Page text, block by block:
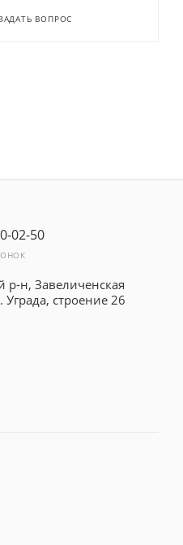
ВОПРОС
02-50
р-н, Завеличенская
Уграда, строение 26